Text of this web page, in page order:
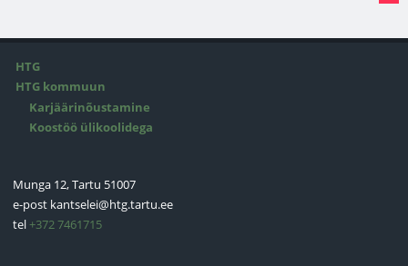
HTG
HTG kommuun
Karjäärinõustamine
Koostöö ülikoolidega
Munga 12, Tartu 51007
e-post kantselei@htg.tartu.ee
tel+372 7461715